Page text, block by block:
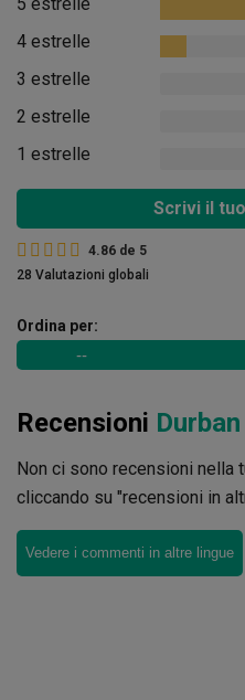
4 estrelle
3 estrelle
2 estrelle
1 estrelle
Scrivi il
4.86 de 5
28 Valutazioni globali
Ordina per:
Recensioni
Non ci sono recensioni nella
cliccando su "recensioni in
Vedere i commenti in altre lingue